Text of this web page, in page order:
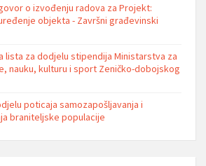
o izvođenju radova za Projekt:
objekta - Završni građevinski
lista za dodjelu stipendija Ministarstva za
nauku, kulturu i sport Zeničko-dobojskog
poticaja samozapošljavanja i
braniteljske populacije